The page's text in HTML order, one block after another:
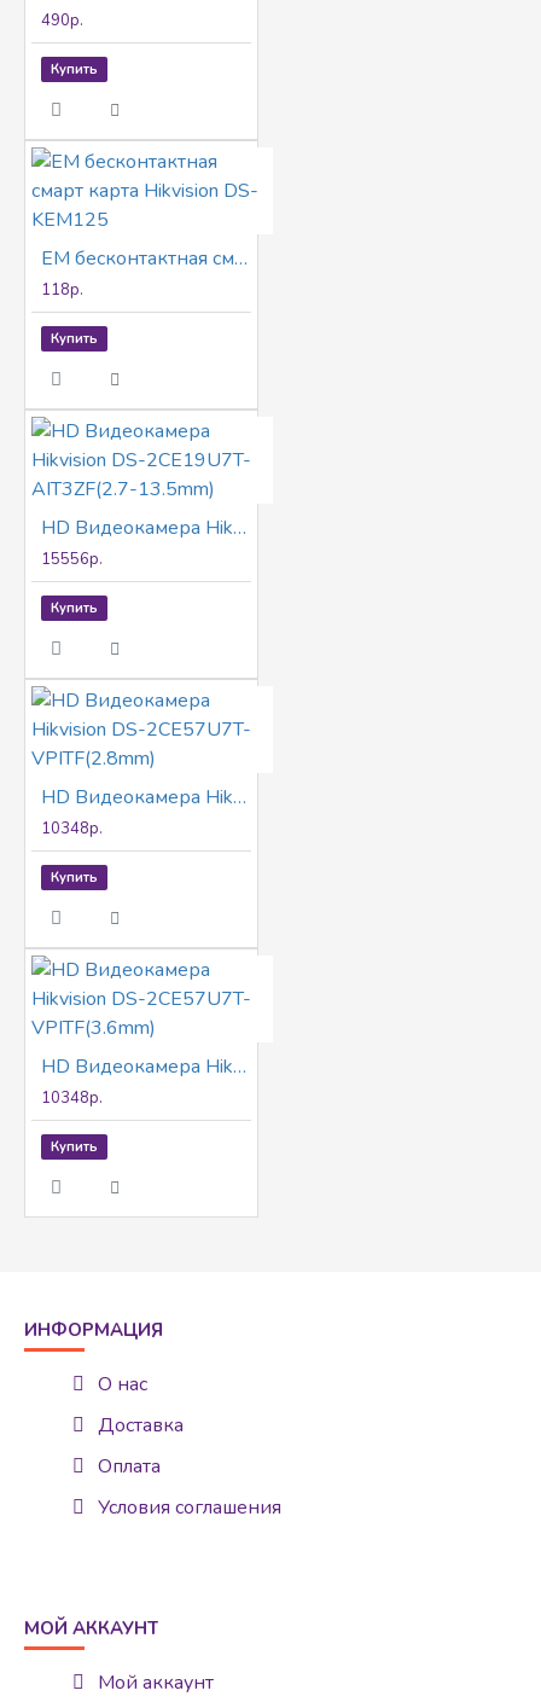
490р.
Купить
EM бесконтактная смарт карта Hikvision DS-KEM125
118р.
Купить
HD Видеокамера Hikvision DS-2CE19U7T-AIT3ZF(2.7-13.5mm)
15556р.
Купить
HD Видеокамера Hikvision DS-2CE57U7T-VPITF(2.8mm)
10348р.
Купить
HD Видеокамера Hikvision DS-2CE57U7T-VPITF(3.6mm)
10348р.
Купить
ИНФОРМАЦИЯ
О нас
Доставка
Оплата
Условия соглашения
МОЙ АККАУНТ
Мой аккаунт